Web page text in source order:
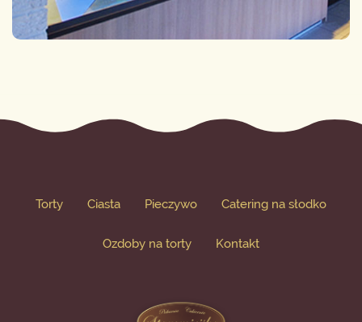
Torty Ciasta Pieczywo Catering na słodko
Ozdoby na torty Kontakt